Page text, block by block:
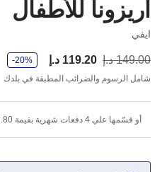
أريزونا للأطفال
ايفي
149.00 د.إ 119.20 د.إ
-20%
شامل الرسوم والضرائب المطبقة في بلدك
أو قسّمها علي 4 دفعات شهرية بقيمة 29.80 د.إ